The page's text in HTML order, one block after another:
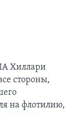
Хиллари
стороны,
на флотилию,